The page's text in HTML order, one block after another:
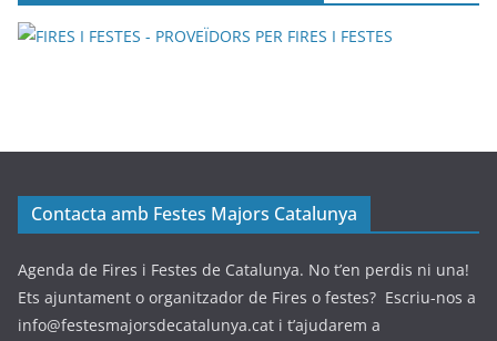
Contacta amb Festes Majors Catalunya
Agenda de Fires i Festes de Catalunya. No t’en perdis ni una!
Ets ajuntament o organitzador de Fires o festes? Escriu-nos a
info@festesmajorsdecatalunya.cat i t’ajudarem a